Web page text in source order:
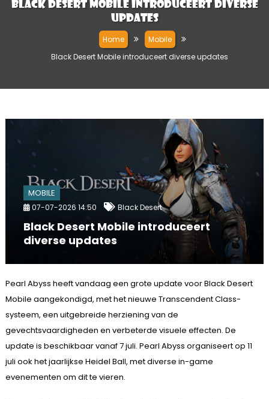
Black Desert Mobile introduceert diverse
updates
Home
Mobile
Black Desert Mobile introduceert diverse updates
MOBILE
07-07-2026 14:50 Black Desert
Black Desert Mobile introduceert
diverse updates
Pearl Abyss heeft vandaag een grote update voor Black Desert
Mobile aangekondigd, met het nieuwe Transcendent Class-
systeem, een uitgebreide herziening van de
gevechtsvaardigheden en verbeterde visuele effecten. De
update is beschikbaar vanaf 7 juli. Pearl Abyss organiseert op 11
juli ook het jaarlijkse Heidel Ball, met diverse in-game
evenementen om dit te vieren.